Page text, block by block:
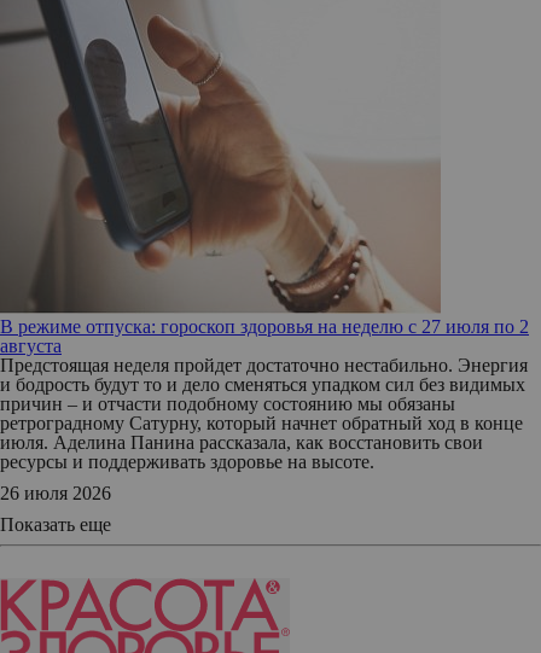
В режиме отпуска: гороскоп здоровья на неделю с 27 июля по 2
августа
Предстоящая неделя пройдет достаточно нестабильно. Энергия
и бодрость будут то и дело сменяться упадком сил без видимых
причин – и отчасти подобному состоянию мы обязаны
ретроградному Сатурну, который начнет обратный ход в конце
июля. Аделина Панина рассказала, как восстановить свои
ресурсы и поддерживать здоровье на высоте.
26 июля 2026
Показать еще